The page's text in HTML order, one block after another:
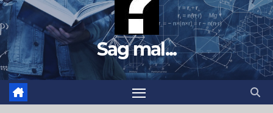
Sag mal...